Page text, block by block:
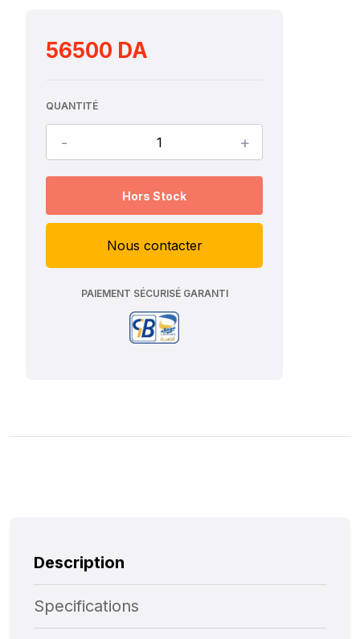
56500 DA
QUANTITÉ
- +
Hors Stock
Nous contacter
PAIEMENT SÉCURISÉ GARANTI
Description
Specifications